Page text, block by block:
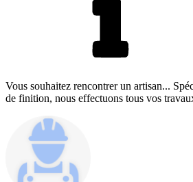
Vous souhaitez rencontrer un artisan...
de finition, nous effectuons tous vos